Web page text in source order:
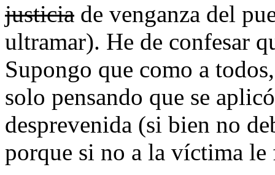
justicia de venganza del
ultramar). He de confesar
Supongo que como a
solo pensando que se
desprevenida (si bien no
porque si no a la ví­ctima le